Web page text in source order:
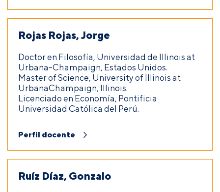
Rojas Rojas, Jorge
Doctor en Filosofía, Universidad de Illinois at
Urbana-Champaign, Estados Unidos.
Master of Science, University of Illinois at
UrbanaChampaign, Illinois.
Licenciado en Economía, Pontificia
Universidad Católica del Perú.
Perfil docente
Ruíz Díaz, Gonzalo